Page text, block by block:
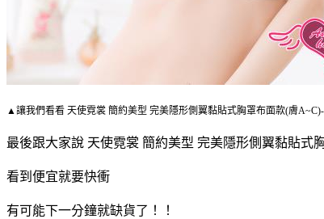
▲讓我們看看 天使霓裳 簡約美型 完美隱形側翼黏貼式胸罩布面款(膚A~C)-
最後跟大家說 天使霓裳 簡約美型 完美隱形側翼黏貼式
看到便宜就要快衝
有可能下一分鐘就缺貨了！！